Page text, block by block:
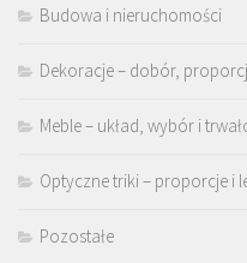
Budowa i nieruchomości
Dekoracje – dobór,
Meble – układ, wybór i
Optyczne triki – proporcje i
Pozostałe